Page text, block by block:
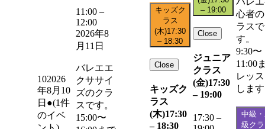
102026
年8月10
日 ●(1件
のイベ
11:00 –
12:00
2026年8
月11日
バレエエ
クササイ
ズのクラ
スです。
15:00〜
キッズク
ラス
(木)17:30
– 18:30
Close
キッズク
ラス
(木)17:30
– 18:30
– 19:00
Close
ジュニア
クラス
(金)17:30
– 19:00
17:30 –
心者
ラスで
す。
9:30〜
11:00
レッ
しま
中級
級ク